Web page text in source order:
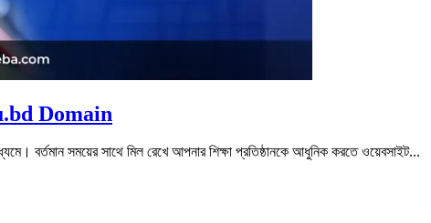
Domain
বর্তমান সময়ের সাথে মিল রেখে আপনার শিক্ষা প্রতিষ্ঠানকে আধুনিক করতে ওয়েবসাইট...